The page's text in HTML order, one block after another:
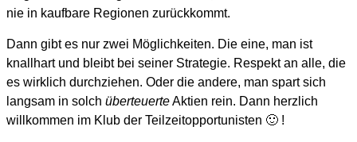
nie in kaufbare Regionen zurückkommt.
Dann gibt es nur zwei Möglichkeiten. Die eine, man ist
knallhart und bleibt bei seiner Strategie. Respekt an alle, die
es wirklich durchziehen. Oder die andere, man spart sich
langsam in solch überteuerteAktien rein. Dann herzlich
willkommen im Klub der Teilzeitopportunisten 🙂 !